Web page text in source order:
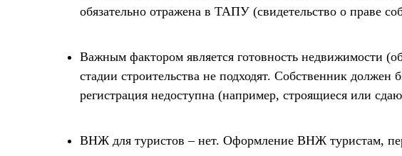
обязательно отражена в ТАПУ (свидетельство о праве
Важным фактором является готовность недвижимости
стадии строительства не подходят. Собственник должен
регистрация недоступна (например, строящиеся или
ВНЖ для туристов – нет. Оформление ВНЖ туристам,